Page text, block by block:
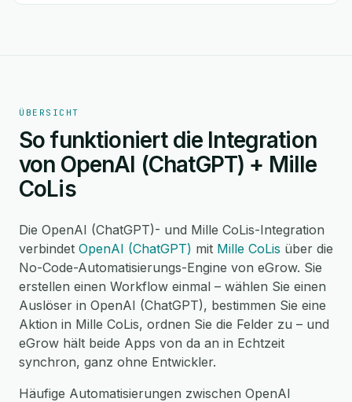
ÜBERSICHT
So funktioniert die Integration
von OpenAI (ChatGPT) + Mille
CoLis
Die OpenAI (ChatGPT)- und Mille CoLis-Integration
verbindet OpenAI (ChatGPT) mit Mille CoLis über die
No-Code-Automatisierungs-Engine von eGrow. Sie
erstellen einen Workflow einmal – wählen Sie einen
Auslöser in OpenAI (ChatGPT), bestimmen Sie eine
Aktion in Mille CoLis, ordnen Sie die Felder zu – und
eGrow hält beide Apps von da an in Echtzeit
synchron, ganz ohne Entwickler.
Häufige Automatisierungen zwischen OpenAI